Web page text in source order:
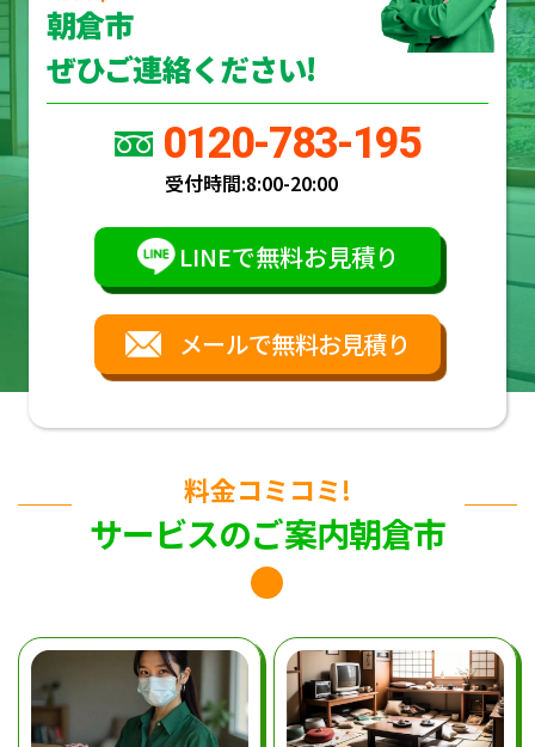
朝倉市
ぜひご連絡ください!
0120-783-195
受付時間:8:00-20:00
LINEで無料お見積り
メールで無料お見積り
料金コミコミ!
サービスのご案内朝倉市